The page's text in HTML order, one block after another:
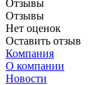
Отзывы
Отзывы
Нет оценок
Оставить отзыв
Компания
О компании
Новости